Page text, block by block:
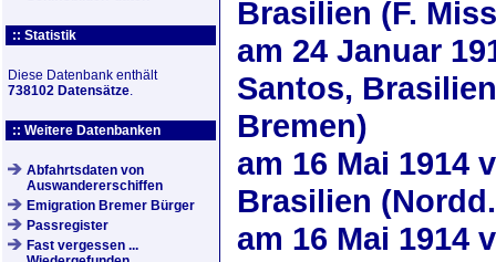
:: Statistik
Diese Datenbank enthält
738102 Datensätze.
:: Weitere Datenbanken
Abfahrtsdaten von
Auswandererschiffen
Emigration Bremer Bürger
Passregister
Fast vergessen ...
Brasilien (F.
am 24 Januar
Santos,
Bremen)
am 16 Mai 1914
Brasilien
am 16 Mai 1914